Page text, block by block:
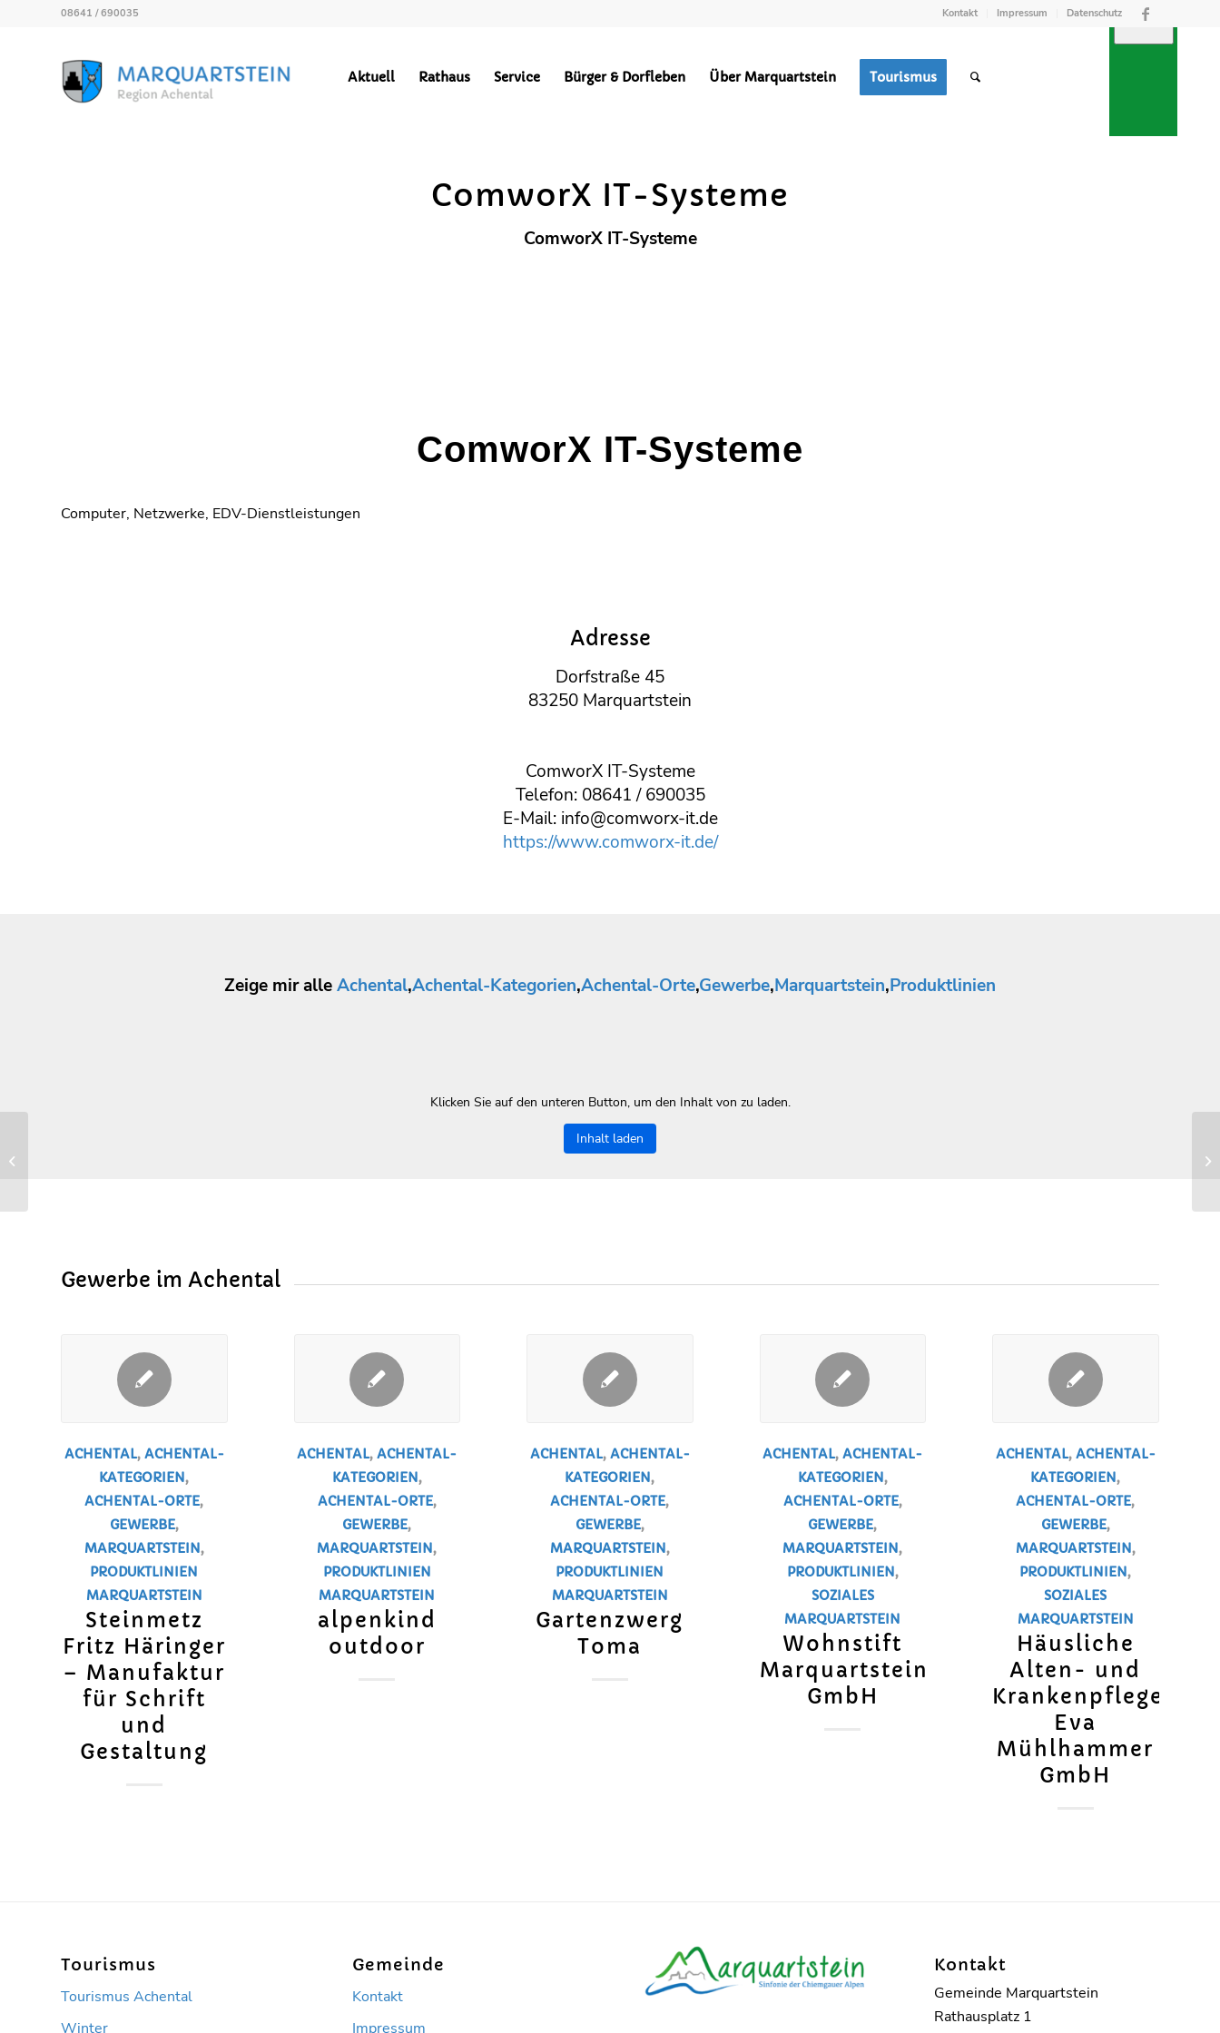
Kontakt Impressum Datenschutz
08641 / 690035
Aktuell Rathaus Service Bürger & Dorfleben Über Marquartstein Tourismus
Gewerbe
HOCHPLATTENBAHN WÄRMEVERSORGUNG
TREFFPUNKT
ComworX IT-Systeme
ComworX IT-Systeme
ComworX IT-Systeme
Computer, Netzwerke, EDV-Dienstleistungen
Adresse
Dorfstraße 45
83250 Marquartstein
ComworX IT-Systeme
Telefon: 08641 / 690035
E-Mail: info@comworx-it.de
https://www.comworx-it.de/
Zeige mir alleAchental,Achental-Kategorien,Achental-Orte,Gewerbe,Marquartstein,Produktlinien
Klicken Sie auf den unteren Button, um den Inhalt von zu laden.
Inhalt laden
Gewerbe im Achental
ACHENTAL, ACHENTAL-
KATEGORIEN,
ACHENTAL-ORTE,
GEWERBE,
MARQUARTSTEIN,
PRODUKTLINIEN
MARQUARTSTEIN
Steinmetz
Fritz Häringer
– Manufaktur
für Schrift
und
Gestaltung
ACHENTAL,ACHENTAL-
KATEGORIEN,
ACHENTAL-ORTE,
GEWERBE,
MARQUARTSTEIN,
PRODUKTLINIEN
MARQUARTSTEIN
alpenkind
outdoor
ACHENTAL, ACHENTAL-
KATEGORIEN,
ACHENTAL-ORTE,
GEWERBE,
MARQUARTSTEIN,
PRODUKTLINIEN
MARQUARTSTEIN
Gartenzwerg
Toma
ACHENTAL,ACHENTAL-
KATEGORIEN,
ACHENTAL-ORTE,
GEWERBE,
MARQUARTSTEIN,
PRODUKTLINIEN,
SOZIALES
MARQUARTSTEIN
Wohnstift
Marquartstein
GmbH
ACHENTAL, ACHENTAL-
KATEGORIEN,
ACHENTAL-ORTE,
GEWERBE,
MARQUARTSTEIN,
PRODUKTLINIEN,
SOZIALES
MARQUARTSTEIN
Häusliche
Alten- und
Krankenpflege
Eva
Mühlhammer
GmbH
Tourismus
Tourismus Achental
Winter
Gemeinde
Kontakt
Impressum
Kontakt
Gemeinde Marquartstein
Rathausplatz 1